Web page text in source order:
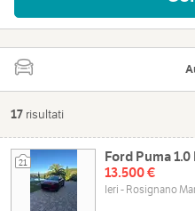
17 risultati
21
Ford Puma 1.0
13.500 €
Ieri - Rosignano